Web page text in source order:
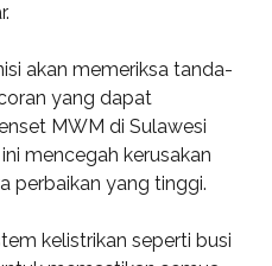
akan memeriksa tanda-
yang dapat
MWM di Sulawesi
mencegah kerusakan
perbaikan yang tinggi.
kelistrikan seperti busi